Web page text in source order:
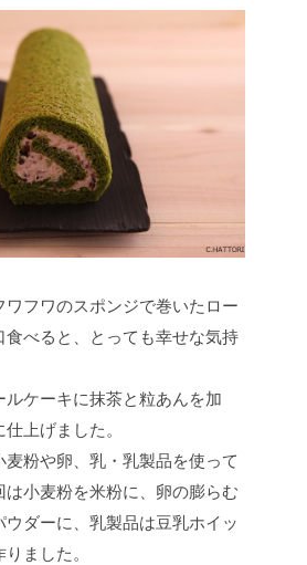
ワフワのスポンジで巻いたロー
食べると、とっても幸せな気持
ルケーキに抹茶と粒あんを加
上げました。
粉や卵、乳・乳製品を使って
は小麦粉を米粉に、卵の膨らむ
ウダーに、乳製品は豆乳ホイッ
ました。